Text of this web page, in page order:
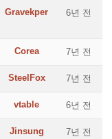
Gravekper 6년 전
Corea 7년 전
SteelFox 7년 전
vtable 6년 전
Jinsung 7년 전